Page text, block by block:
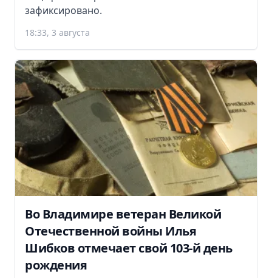
зафиксировано.
18:33, 3 августа
Во Владимире ветеран Великой
Отечественной войны Илья
Шибков отмечает свой 103-й день
рождения